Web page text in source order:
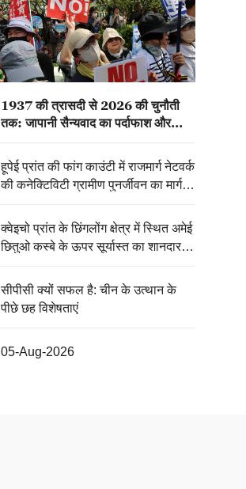
1937 की त्रासदी से 2026 की चुनौती
तक: जापानी सैन्यवाद का पर्दाफाश और
अमेरिकी घेराबंदी का जवाब
हूपेई प्रांत की फांग काउंटी में राजमार्ग नेटवर्क
की कनेक्टिविटी ग्रामीण पुनर्जीवन का मार्ग
प्रशस्त कर रही है
क्वेइचो प्रांत के छिंगलोंग क्षेत्र में स्थित अमेई
छितुओ कस्बे के ऊपर सूर्यास्त का शानदार
नजारा
सीपीसी क्यों सफल है: चीन के उत्थान के
पीछे छह विशेषताएं
05-Aug-2026